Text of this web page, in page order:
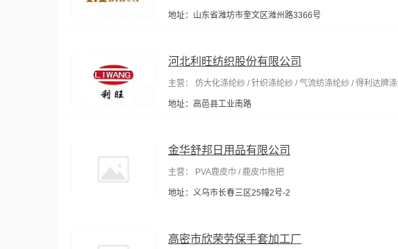
地址：山东省潍坊市奎文区潍州路3366号
河北利旺纺织股份有限公司
主营： 仿大化涤纶纱 / 针织涤纶纱 / 气流纺涤纶纱 / 得利达牌
地址：高邑县工业南路
金华舒邦日用品有限公司
主营： PVA鹿皮巾 / 鹿皮巾拖把
地址：义乌市长春三区25幢2号-2
高密市欣荣劳保手套加工厂